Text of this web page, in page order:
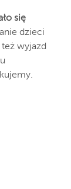
się
dzieci
wyjazd